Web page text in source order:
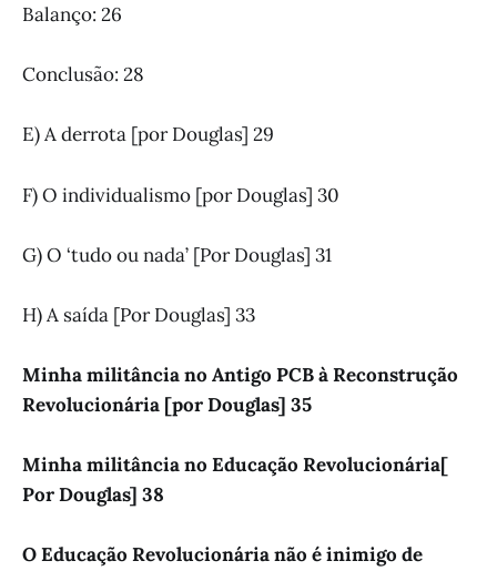
Balanço: 26
Conclusão: 28
E) A derrota [por Douglas] 29
F) O individualismo [por Douglas] 30
G) O ‘tudo ou nada’ [Por Douglas] 31
H) A saída [Por Douglas] 33
Minha militância no Antigo PCB à Reconstrução
Revolucionária [por Douglas] 35
Minha militância no Educação Revolucionária[
Por Douglas] 38
O Educação Revolucionária não é inimigo de